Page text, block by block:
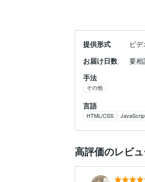
提供形式
ビ
お届け日数
要相
手法
その他
言語
HTML/CSS
高評価のレビ